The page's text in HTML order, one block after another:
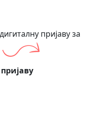
пријаву за